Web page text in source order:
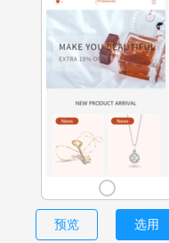
预览 选用